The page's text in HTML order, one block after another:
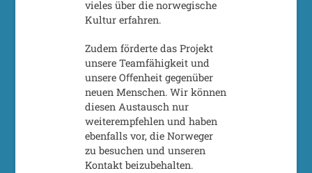
vieles über die norwegische
Kultur erfahren.
Zudem förderte das Projekt
unsere Teamfähigkeit und
unsere Oﬀenheit gegenüber
neuen Menschen. Wir können
diesen Austausch nur
weiterempfehlen und haben
ebenfalls vor, die Norweger
zu besuchen und unseren
Kontakt beizubehalten.